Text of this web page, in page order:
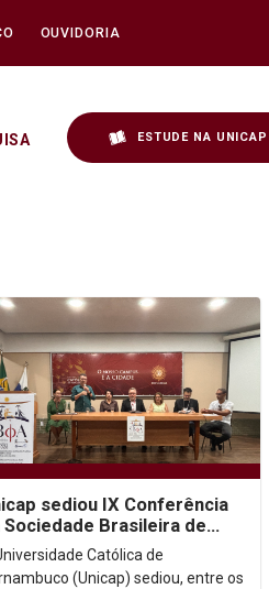
OUVIDORIA
ESTUDE NA UNICAP
sediou IX Conferência
Sociedade Brasileira de
Analítica
Católica de
(Unicap) sediou, entre os